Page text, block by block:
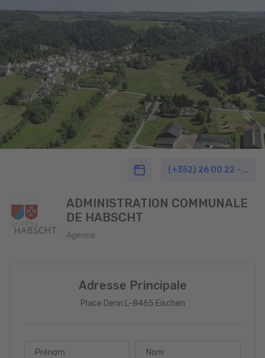
(+352) 26 00 22 –...
ADMINISTRATION COMMUNALE
DE HABSCHT
Agence
Adresse Principale
Place Denn L-8465 Eischen
Prénom Nom